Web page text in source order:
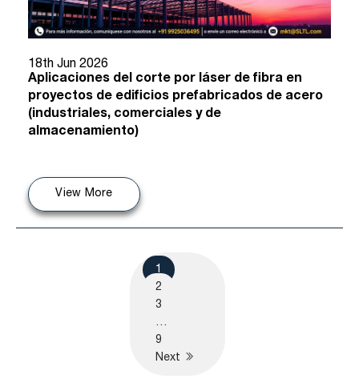
18th Jun 2026
Aplicaciones del corte por láser de fibra en
proyectos de edificios prefabricados de acero
(industriales, comerciales y de
almacenamiento)
View More
1
2
3
…
9
Next